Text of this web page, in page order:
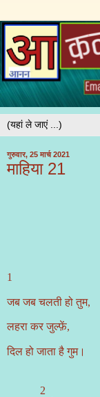
गुरुवार, 25 मार्च 2021
माहिया 21
1
जब जब चलती हो तुम,
लहरा कर जुल्फ़ें,
दिल हो जाता है गुम।
2